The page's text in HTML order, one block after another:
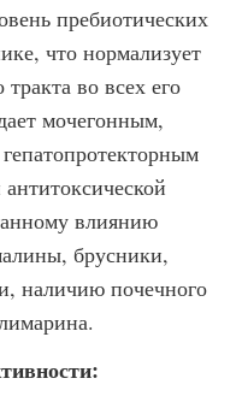
пребиотических
что нормализует
во всех его
мочегонным,
влиянию
брусники,
нали­чию почечного